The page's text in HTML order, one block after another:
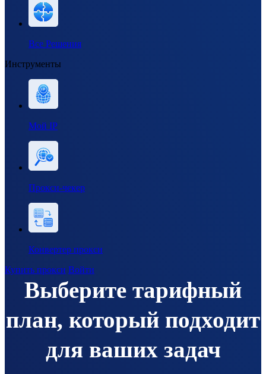
Все Решения
Инструменты
Мой IP
Прокси-чекер
Конвертер прокси
Купить прокси Войти
Выберите тарифный
план, который подходит
для ваших задач